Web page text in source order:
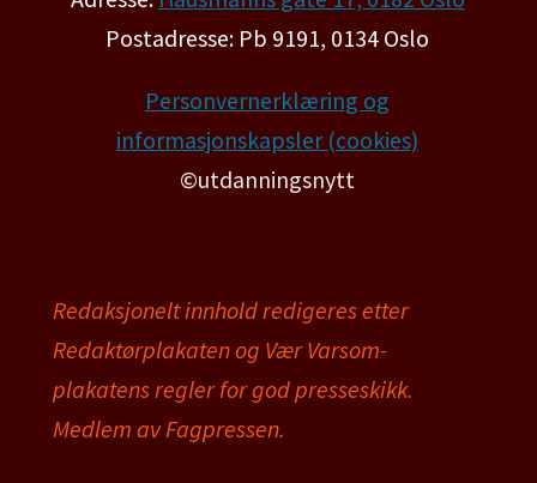
Postadresse: Pb 9191, 0134 Oslo
Personvernerklæring og
informasjonskapsler (cookies)
©utdanningsnytt
Redaksjonelt innhold redigeres etter
Redaktørplakaten og Vær Varsom-
plakatens regler for god presseskikk.
Medlem av Fagpressen.